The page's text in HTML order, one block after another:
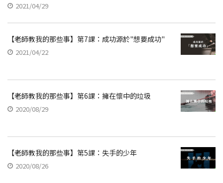
2021/04/29
【老師教我的那些事】第7課：成功源於"想要成功"
2021/04/22
【老師教我的那些事】第6課：擁在懷中的垃圾
2020/08/29
【老師教我的那些事】第5課：失手的少年
2020/08/26